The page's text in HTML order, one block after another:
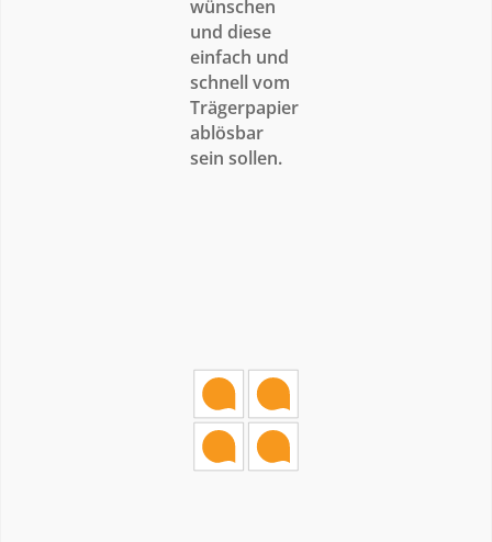
wünschen
und diese
einfach und
schnell vom
Trägerpapier
ablösbar
sein sollen.